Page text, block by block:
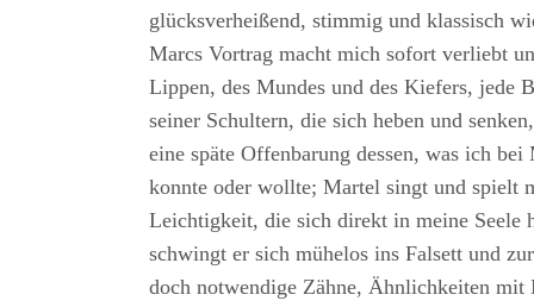
glücksverheißend, stimmig und klassisch
Marcs Vortrag macht mich sofort verliebt
Lippen, des Mundes und des Kiefers, jede
seiner Schultern, die sich heben und
eine späte Offenbarung dessen, was ich
konnte oder wollte; Martel singt und spielt
Leichtigkeit, die sich direkt in meine Seele
schwingt er sich mühelos ins Falsett und
doch notwendige Zähne, Ähnlichkeiten mit